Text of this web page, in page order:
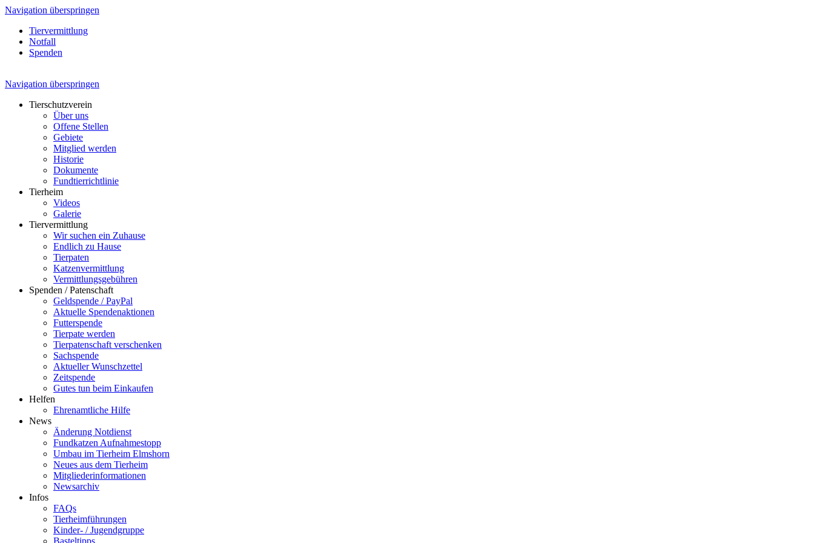
Navigation überspringen
Tiervermittlung
Notfall
Spenden
Navigation überspringen
Tierschutzverein
Über uns
Offene Stellen
Gebiete
Mitglied werden
Historie
Dokumente
Fundtierrichtlinie
Tierheim
Videos
Galerie
Tiervermittlung
Wir suchen ein Zuhause
Endlich zu Hause
Tierpaten
Katzenvermittlung
Vermittlungsgebühren
Spenden / Patenschaft
Geldspende / PayPal
Aktuelle Spendenaktionen
Futterspende
Tierpate werden
Tierpatenschaft verschenken
Sachspende
Aktueller Wunschzettel
Zeitspende
Gutes tun beim Einkaufen
Helfen
Ehrenamtliche Hilfe
News
Änderung Notdienst
Fundkatzen Aufnahmestopp
Umbau im Tierheim Elmshorn
Neues aus dem Tierheim
Mitgliederinformationen
Newsarchiv
Infos
FAQs
Tierheimführungen
Kinder- / Jugendgruppe
Basteltipps